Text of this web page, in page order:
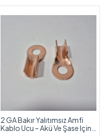
2 GA Bakır Yalıtımsız Amfi
Kablo Ucu – Akü Ve Şase Için